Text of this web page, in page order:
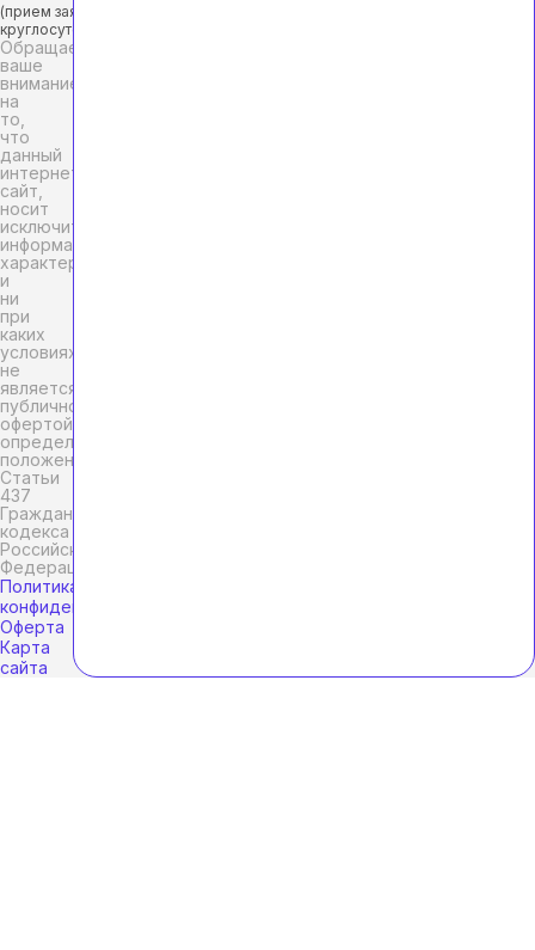
(прием заявок
круглосуточно)
Обращаем
ваше
внимание
на
то,
что
данный
интернет-
сайт,
носит
исключительно
информационный
характер
и
ни
при
каких
условиях
не
является
публичной
офертой,
определяемой
положениями
Статьи
437
Гражданского
кодекса
Российской
Федерации.
Политика
конфиденциальности
Оферта
Карта
сайта